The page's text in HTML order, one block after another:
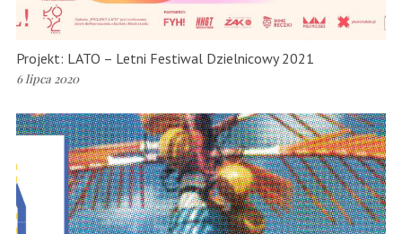
Projekt: LATO – Letni Festiwal Dzielnicowy 2021
6 lipca 2020